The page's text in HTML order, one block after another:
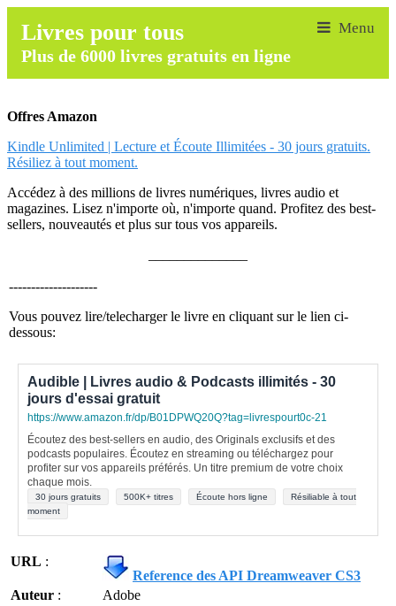
Livres pour tous
Plus de 6000 livres gratuits en ligne
Offres Amazon
Kindle Unlimited | Lecture et Écoute Illimitées - 30 jours gratuits.
Résiliez à tout moment.
Accédez à des millions de livres numériques, livres audio et
magazines. Lisez n'importe où, n'importe quand. Profitez des best-
sellers, nouveautés et plus sur tous vos appareils.
--------------------
Vous pouvez lire/telecharger le livre en cliquant sur le lien ci-
dessous:
Audible | Livres audio & Podcasts illimités - 30
jours d'essai gratuit
https://www.amazon.fr/dp/B01DPWQ20Q?tag=livrespourt0c-21
Écoutez des best-sellers en audio, des Originals exclusifs et des
podcasts populaires. Écoutez en streaming ou téléchargez pour
profiter sur vos appareils préférés. Un titre premium de votre choix
chaque mois.
30 jours gratuits 500K+ titres Écoute hors ligne
Résiliable à tout
moment
URL :
Reference des API Dreamweaver CS3
Auteur :
Adobe